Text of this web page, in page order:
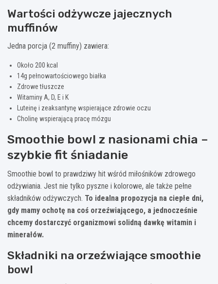
Wartości odżywcze jajecznych
muffinów
Jedna porcja (2 muffiny) zawiera:
Około 200 kcal
14g pełnowartościowego białka
Zdrowe tłuszcze
Witaminy A, D, E i K
Luteinę i zeaksantynę wspierające zdrowie oczu
Cholinę wspierającą pracę mózgu
Smoothie bowl z nasionami chia –
szybkie fit śniadanie
Smoothie bowl to prawdziwy hit wśród miłośników zdrowego
odżywiania. Jest nie tylko pyszne i kolorowe, ale także pełne
składników odżywczych. To idealna propozycja na ciepłe dni,
gdy mamy ochotę na coś orzeźwiającego, a jednocześnie
chcemy dostarczyć organizmowi solidną dawkę witamin i
minerałów.
Składniki na orzeźwiające smoothie
bowl